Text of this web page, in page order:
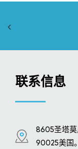
联系信息
8605圣塔莫
90025美国。